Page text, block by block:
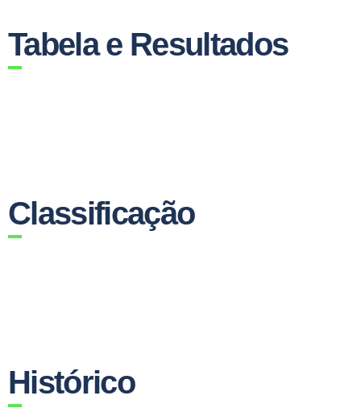
Tabela e Resultados
Classificação
Histórico